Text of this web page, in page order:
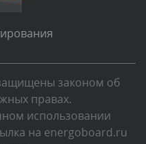
после проверки
после проверки
Вчера, в 13:26
законом об
правах.
использовании
на energoboard.ru